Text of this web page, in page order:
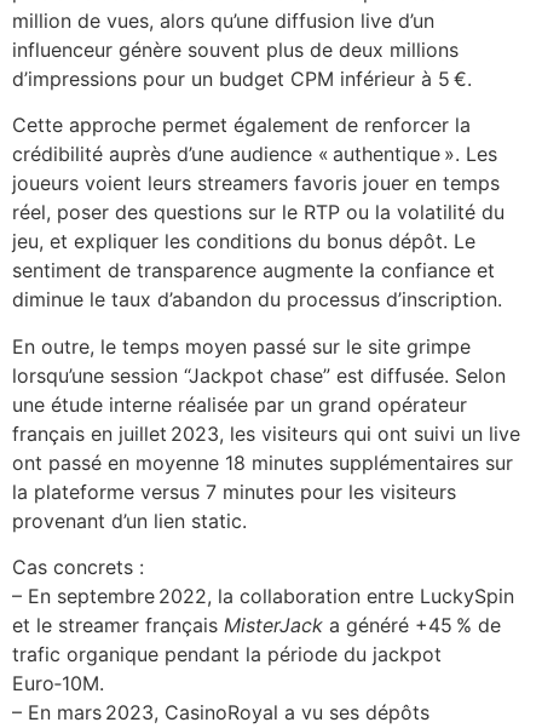
panel
Oku
panel
panel
panel
panel
panel
Hacklink
million de vues, alors qu’une diffusion live d’un
influenceur génère souvent plus de deux millions
d’impressions pour un budget CPM inférieur à 5 €.
Cette approche permet également de renforcer la
crédibilité auprès d’une audience « authentique ». Les
joueurs voient leurs streamers favoris jouer en temps
réel, poser des questions sur le RTP ou la volatilité du
jeu, et expliquer les conditions du bonus dépôt. Le
sentiment de transparence augmente la confiance et
diminue le taux d’abandon du processus d’inscription.
En outre, le temps moyen passé sur le site grimpe
lorsqu’une session “Jackpot chase” est diffusée. Selon
une étude interne réalisée par un grand opérateur
français en juillet 2023, les visiteurs qui ont suivi un live
ont passé en moyenne 18 minutes supplémentaires sur
la plateforme versus 7 minutes pour les visiteurs
provenant d’un lien static.
Cas concrets :
– En septembre 2022, la collaboration entre LuckySpin
et le streamer français MisterJack a généré +45 % de
trafic organique pendant la période du jackpot
Euro‑10M.
– En mars 2023, CasinoRoyal a vu ses dépôts